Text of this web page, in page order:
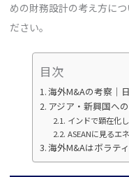
めの財務設計の考え方に
ださい。
目次
海外M&Aの考察｜
アジア・新興国へ
インドで顕在化
ASEANに見るエ
海外M&Aはボラテ